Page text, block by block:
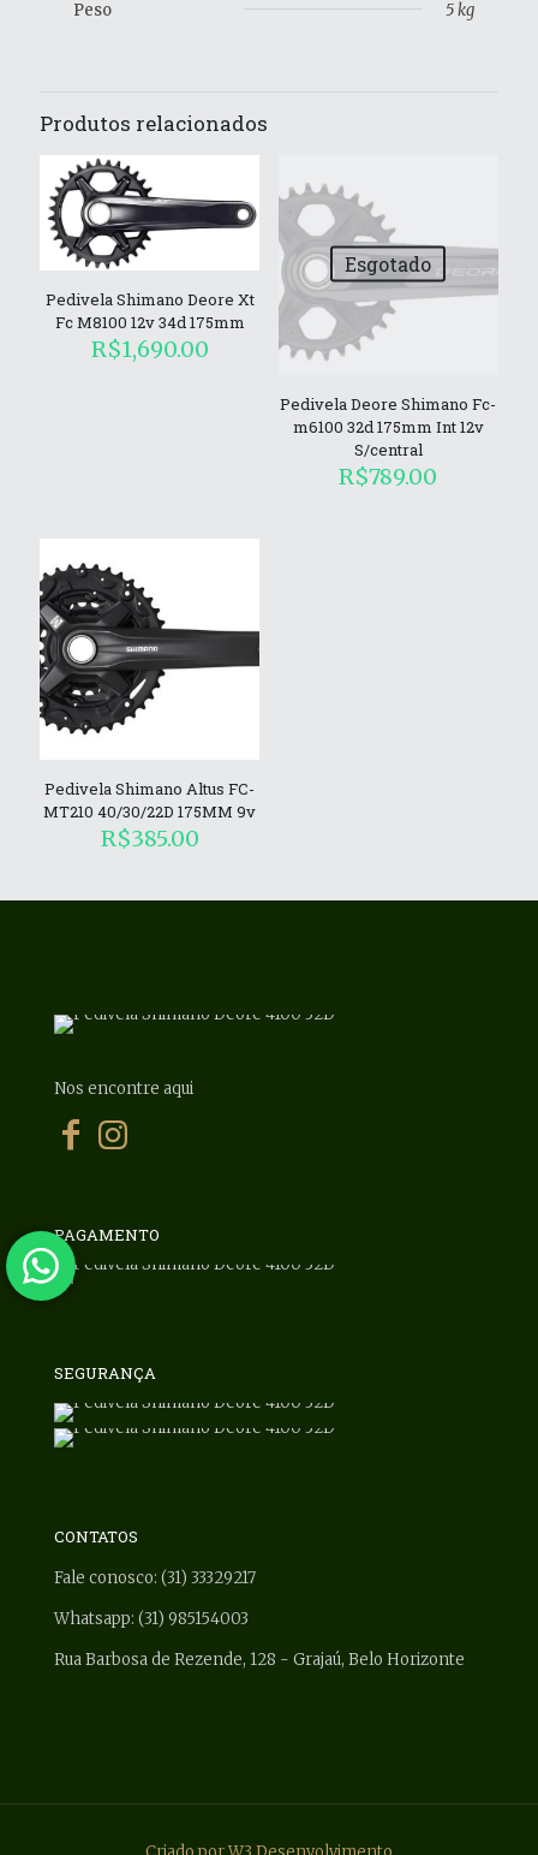
Peso 5 kg
Produtos relacionados
Pedivela Shimano Deore Xt
Fc M8100 12v 34d 175mm
R$1,690.00
Esgotado
Pedivela Deore Shimano Fc-
m6100 32d 175mm Int 12v
S/central
R$789.00
Pedivela Shimano Altus FC-
MT210 40/30/22D 175MM 9v
R$385.00
Nos encontre aqui
PAGAMENTO
SEGURANÇA
CONTATOS
Fale conosco: (31) 33329217
Whatsapp: (31) 985154003
Rua Barbosa de Rezende, 128 - Grajaú, Belo Horizonte